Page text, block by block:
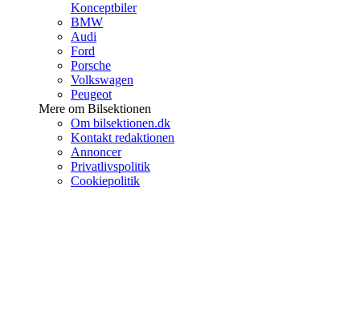
Konceptbiler
BMW
Audi
Ford
Porsche
Volkswagen
Peugeot
Mere om Bilsektionen
Om bilsektionen.dk
Kontakt redaktionen
Annoncer
Privatlivspolitik
Cookiepolitik